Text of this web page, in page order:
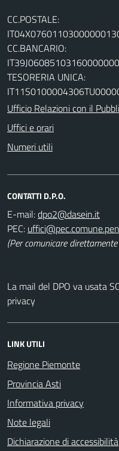
CC.POSTALE:
CC.BANCARIO:
TESORERIA UNICA:
Ufficio Relazioni con il
Uffici e orari
Numeri utili
CONTATTI D.P.O.
E-mail:
PEC:
(Per comunicare
La mail del DPO va usata
privacy
LINK UTILI
Regione Piemonte
Provincia Asti
Informativa privacy
Note legali
Dichiarazione di accessibilità